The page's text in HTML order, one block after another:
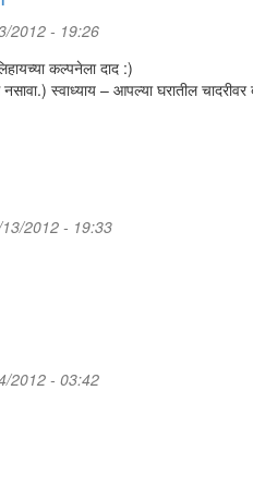
2012 - 19:26
कल्पनेला दाद :)
स्वाध्याय – आपल्या घरातील
2012 - 19:33
2012 - 03:42